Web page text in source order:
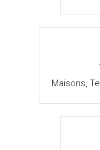
Maisons,